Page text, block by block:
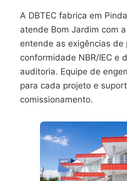
A DBTEC fabrica em
atende Bom Jardim com
entende as exigências de
conformidade NBR/IEC e
auditoria. Equipe de
para cada projeto e
comissionamento.